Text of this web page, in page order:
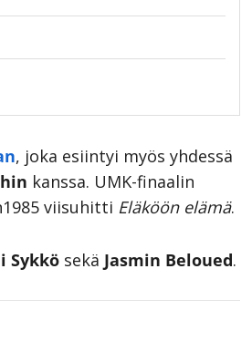
, joka esiintyi myös yhdessä
kanssa. UMK-finaalin
viisuhitti Eläköön elämä.
Sykkö sekä Jasmin Beloued.